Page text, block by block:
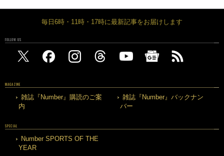
毎日6時・11時・17時に最新記事をお届けします
FOLLOW US
MAGAZINE
雑誌『Number』購読のご案
内
雑誌『Number』バックナン
バー
SPECIAL
Number SPORTS OF THE
YEAR